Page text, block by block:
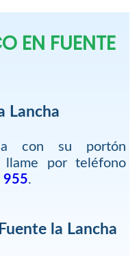
EN FUENTE
Lancha
con su portón
llame por teléfono
955.
la Lancha